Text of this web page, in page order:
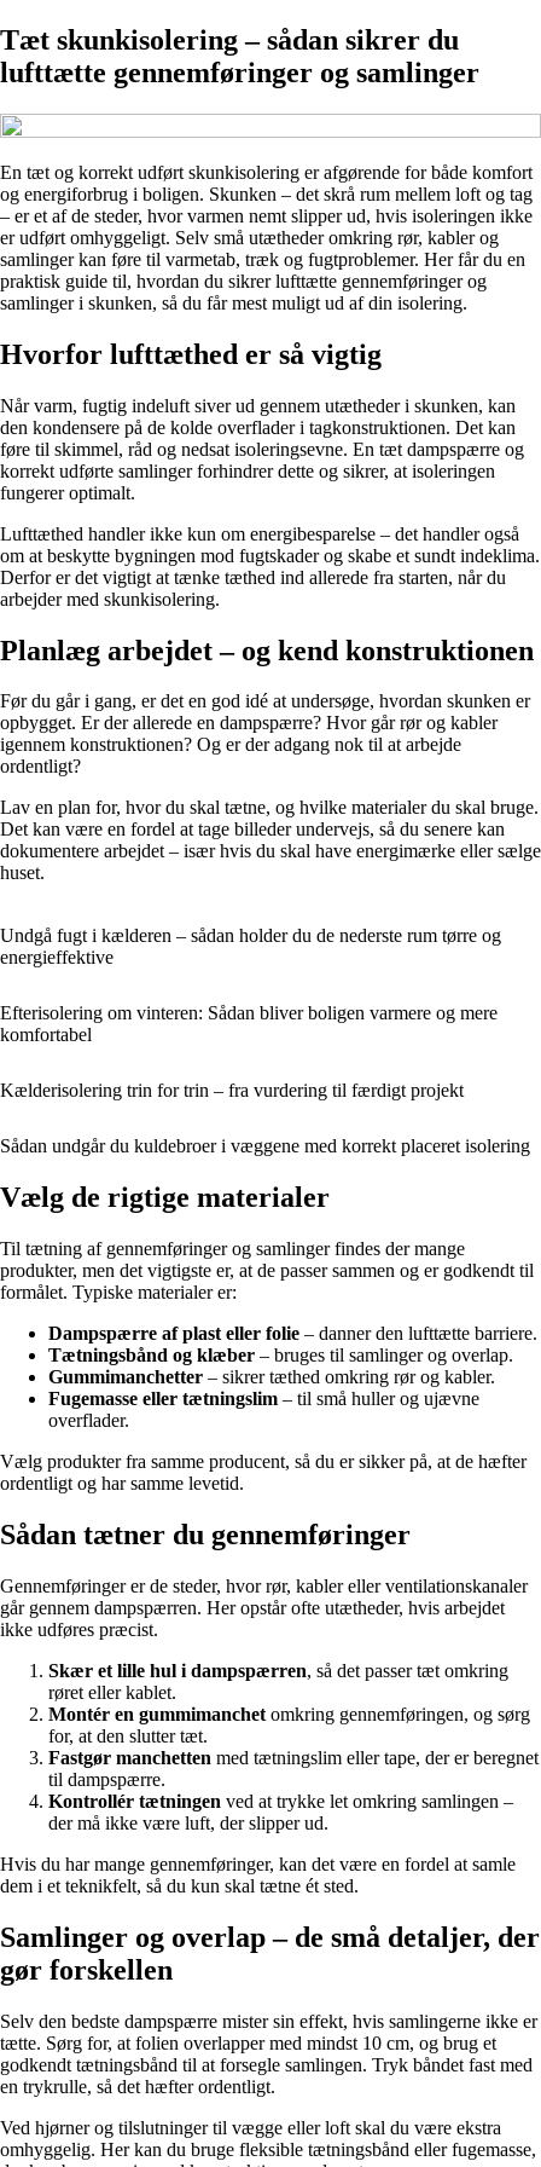
Tæt skunkisolering – sådan sikrer du
lufttætte gennemføringer og samlinger
En tæt og korrekt udført skunkisolering er afgørende for både komfort
og energiforbrug i boligen. Skunken – det skrå rum mellem loft og tag
– er et af de steder, hvor varmen nemt slipper ud, hvis isoleringen ikke
er udført omhyggeligt. Selv små utætheder omkring rør, kabler og
samlinger kan føre til varmetab, træk og fugtproblemer. Her får du en
praktisk guide til, hvordan du sikrer lufttætte gennemføringer og
samlinger i skunken, så du får mest muligt ud af din isolering.
Hvorfor lufttæthed er så vigtig
Når varm, fugtig indeluft siver ud gennem utætheder i skunken, kan
den kondensere på de kolde overflader i tagkonstruktionen. Det kan
føre til skimmel, råd og nedsat isoleringsevne. En tæt dampspærre og
korrekt udførte samlinger forhindrer dette og sikrer, at isoleringen
fungerer optimalt.
Lufttæthed handler ikke kun om energibesparelse – det handler også
om at beskytte bygningen mod fugtskader og skabe et sundt indeklima.
Derfor er det vigtigt at tænke tæthed ind allerede fra starten, når du
arbejder med skunkisolering.
Planlæg arbejdet – og kend konstruktionen
Før du går i gang, er det en god idé at undersøge, hvordan skunken er
opbygget. Er der allerede en dampspærre? Hvor går rør og kabler
igennem konstruktionen? Og er der adgang nok til at arbejde
ordentligt?
Lav en plan for, hvor du skal tætne, og hvilke materialer du skal bruge.
Det kan være en fordel at tage billeder undervejs, så du senere kan
dokumentere arbejdet – især hvis du skal have energimærke eller sælge
huset.
Undgå fugt i kælderen – sådan holder du de nederste rum tørre og
energieffektive
Efterisolering om vinteren: Sådan bliver boligen varmere og mere
komfortabel
Kælderisolering trin for trin – fra vurdering til færdigt projekt
Sådan undgår du kuldebroer i væggene med korrekt placeret isolering
Vælg de rigtige materialer
Til tætning af gennemføringer og samlinger findes der mange
produkter, men det vigtigste er, at de passer sammen og er godkendt til
formålet. Typiske materialer er:
Dampspærre af plast eller folie – danner den lufttætte barriere.
Tætningsbånd og klæber – bruges til samlinger og overlap.
Gummimanchetter – sikrer tæthed omkring rør og kabler.
Fugemasse eller tætningslim – til små huller og ujævne
overflader.
Vælg produkter fra samme producent, så du er sikker på, at de hæfter
ordentligt og har samme levetid.
Sådan tætner du gennemføringer
Gennemføringer er de steder, hvor rør, kabler eller ventilationskanaler
går gennem dampspærren. Her opstår ofte utætheder, hvis arbejdet
ikke udføres præcist.
Skær et lille hul i dampspærren, så det passer tæt omkring
røret eller kablet.
Montér en gummimanchet omkring gennemføringen, og sørg
for, at den slutter tæt.
Fastgør manchetten med tætningslim eller tape, der er beregnet
til dampspærre.
Kontrollér tætningen ved at trykke let omkring samlingen –
der må ikke være luft, der slipper ud.
Hvis du har mange gennemføringer, kan det være en fordel at samle
dem i et teknikfelt, så du kun skal tætne ét sted.
Samlinger og overlap – de små detaljer, der
gør forskellen
Selv den bedste dampspærre mister sin effekt, hvis samlingerne ikke er
tætte. Sørg for, at folien overlapper med mindst 10 cm, og brug et
godkendt tætningsbånd til at forsegle samlingen. Tryk båndet fast med
en trykrulle, så det hæfter ordentligt.
Ved hjørner og tilslutninger til vægge eller loft skal du være ekstra
omhyggelig. Her kan du bruge fleksible tætningsbånd eller fugemasse,